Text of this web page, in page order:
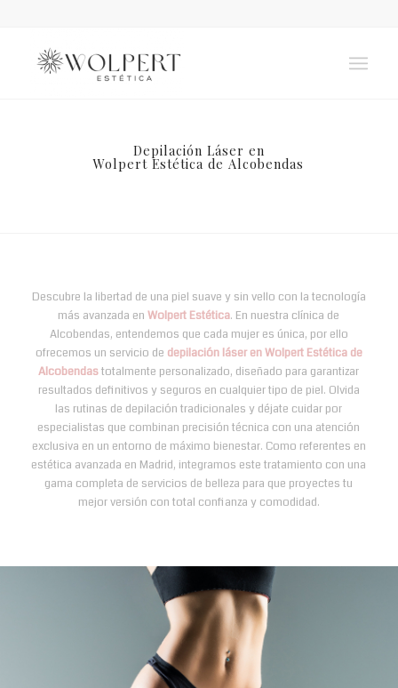
Depilación Láser en
Wolpert Estética de Alcobendas
Descubre la libertad de una piel suave y sin vello con la tecnología
más avanzada enWolpert Estética. En nuestra clínica de
Alcobendas, entendemos que cada mujer es única, por ello
ofrecemos un servicio de depilación láser en Wolpert Estética de
Alcobendastotalmente personalizado, diseñado para garantizar
resultados definitivos y seguros en cualquier tipo de piel. Olvida
las rutinas de depilación tradicionales y déjate cuidar por
especialistas que combinan precisión técnica con una atención
exclusiva en un entorno de máximo bienestar. Como referentes en
estética avanzada en Madrid, integramos este tratamiento con una
gama completa de servicios de belleza para que proyectes tu
mejor versión con total confianza y comodidad.